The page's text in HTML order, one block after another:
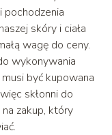
pochodzenia
skóry i ciała
wagę do ceny.
wykonywania
być kupowana
skłonni do
zakup, który